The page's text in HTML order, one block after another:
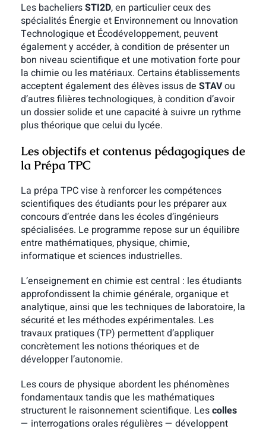
Les bacheliersSTI2D, en particulier ceux des
spécialités Énergie et Environnement ou Innovation
Technologique et Écodéveloppement, peuvent
également y accéder, à condition de présenter un
bon niveau scientifique et une motivation forte pour
la chimie ou les matériaux. Certains établissements
acceptent également des élèves issus de STAVou
d’autres filières technologiques, à condition d’avoir
un dossier solide et une capacité à suivre un rythme
plus théorique que celui du lycée.
Les objectifs et contenus pédagogiques de
la Prépa TPC
La prépa TPC vise à renforcer les compétences
scientifiques des étudiants pour les préparer aux
concours d’entrée dans les écoles d’ingénieurs
spécialisées. Le programme repose sur un équilibre
entre mathématiques, physique, chimie,
informatique et sciences industrielles.
L’enseignement en chimie est central : les étudiants
approfondissent la chimie générale, organique et
analytique, ainsi que les techniques de laboratoire, la
sécurité et les méthodes expérimentales. Les
travaux pratiques (TP) permettent d’appliquer
concrètement les notions théoriques et de
développer l’autonomie.
Les cours de physique abordent les phénomènes
fondamentaux tandis que les mathématiques
structurent le raisonnement scientifique. Lescolles
— interrogations orales régulières — développent